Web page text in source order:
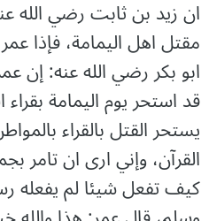
ان زيد بن ثابت رضي الله
مقتل اهل اليمامة، فإذا
ابو بكر رضي الله عنه: إن
قد استحر يوم اليمامة
يستحر القتل بالقراء
القرآن، وإني ارى ان تامر
كيف تفعل شيئا لم يفعله